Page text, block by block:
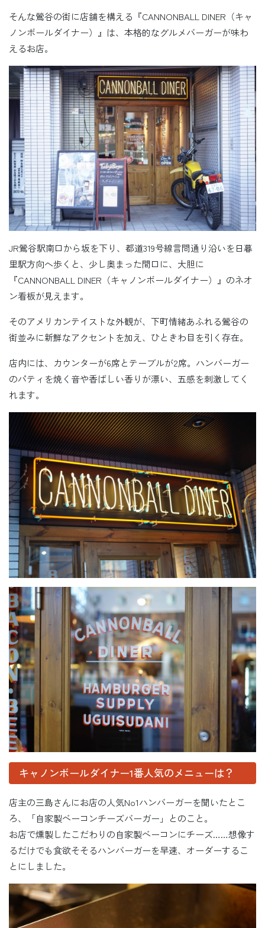
そんな鶯谷の街に店舗を構える『CANNONBALL DINER（キャ
ノンボールダイナー）』は、本格的なグルメバーガーが味わ
えるお店。
JR鶯谷駅南口から坂を下り、都道319号線言問通り沿いを日暮
里駅方向へ歩くと、少し奥まった間口に、大胆に
『CANNONBALL DINER（キャノンボールダイナー）』のネオ
ン看板が見えます。
そのアメリカンテイストな外観が、下町情緒あふれる鶯谷の
街並みに新鮮なアクセントを加え、ひときわ目を引く存在。
店内には、カウンターが6席とテーブルが2席。ハンバーガー
のパティを焼く音や香ばしい香りが漂い、五感を刺激してく
れます。
キャノンボールダイナー1番人気のメニューは？
店主の三島さんにお店の人気No1ハンバーガーを聞いたとこ
ろ、「自家製ベーコンチーズバーガー」とのこと。
お店で燻製したこだわりの自家製ベーコンにチーズ……想像す
るだけでも食欲そそるハンバーガーを早速、オーダーするこ
とにしました。